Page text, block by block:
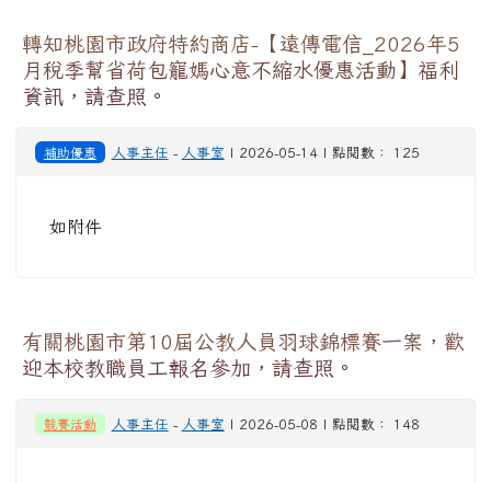
轉知桃園市政府特約商店-【遠傳電信_2026年5
月稅季幫省荷包寵媽心意不縮水優惠活動】福利
資訊，請查照。
補助優惠 人事主任 - 人事室 | 2026-05-14 | 點閱數： 125
如附件
有關桃園市第10屆公教人員羽球錦標賽一案，歡
迎本校教職員工報名參加，請查照。
競賽活動 人事主任 - 人事室 | 2026-05-08 | 點閱數： 148